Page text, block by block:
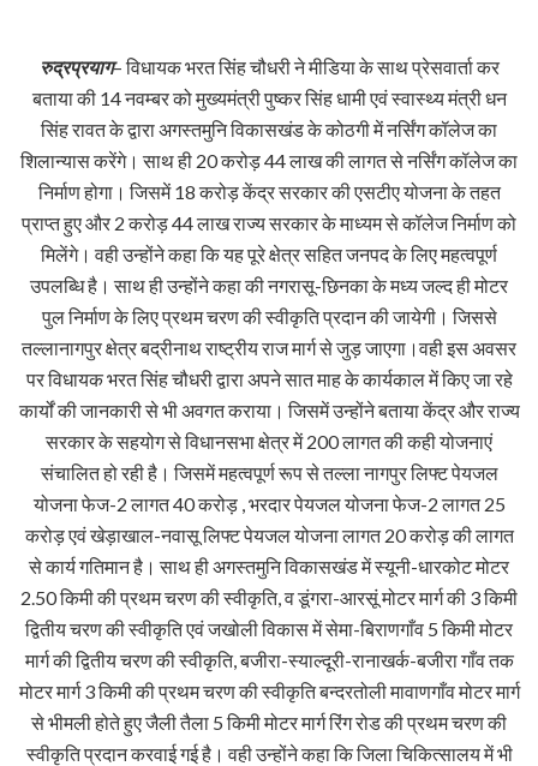
रुद्रप्रयाग– विधायक भरत सिंह चौधरी ने मीडिया के साथ प्रेसवार्ता कर
बताया की 14 नवम्बर को मुख्यमंत्री पुष्कर सिंह धामी एवं स्वास्थ्य मंत्री धन
सिंह रावत के द्वारा अगस्तमुनि विकासखंड के कोठगी में नर्सिंग कॉलेज का
शिलान्यास करेंगे। साथ ही 20 करोड़ 44 लाख की लागत से नर्सिंग कॉलेज का
निर्माण होगा। जिसमें 18 करोड़ केंद्र सरकार की एसटीए योजना के तहत
प्राप्त हुए और 2 करोड़ 44 लाख राज्य सरकार के माध्यम से कॉलेज निर्माण को
मिलेंगे। वही उन्होंने कहा कि यह पूरे क्षेत्र सहित जनपद के लिए महत्वपूर्ण
उपलब्धि है। साथ ही उन्होंने कहा की नगरासू-छिनका के मध्य जल्द ही मोटर
पुल निर्माण के लिए प्रथम चरण की स्वीकृति प्रदान की जायेगी। जिससे
तल्लानागपुर क्षेत्र बद्रीनाथ राष्ट्रीय राज मार्ग से जुड़ जाएगा।वही इस अवसर
पर विधायक भरत सिंह चौधरी द्वारा अपने सात माह के कार्यकाल में किए जा रहे
कार्यों की जानकारी से भी अवगत कराया। जिसमें उन्होंने बताया केंद्र और राज्य
सरकार के सहयोग से विधानसभा क्षेत्र में 200 लागत की कही योजनाएं
संचालित हो रही है। जिसमें महत्वपूर्ण रूप से तल्ला नागपुर लिफ्ट पेयजल
योजना फेज-2 लागत 40 करोड़ , भरदार पेयजल योजना फेज-2 लागत 25
करोड़ एवं खेड़ाखाल-नवासू लिफ्ट पेयजल योजना लागत 20 करोड़ की लागत
से कार्य गतिमान है। साथ ही अगस्तमुनि विकासखंड में स्यूनी-धारकोट मोटर
2.50 किमी की प्रथम चरण की स्वीकृति, व डूंगरा-आरसूं मोटर मार्ग की 3 किमी
द्वितीय चरण की स्वीकृति एवं जखोली विकास में सेमा-बिराणगाँव 5 किमी मोटर
मार्ग की द्वितीय चरण की स्वीकृति, बजीरा-स्याल्दूरी-रानाखर्क-बजीरा गाँव तक
मोटर मार्ग 3 किमी की प्रथम चरण की स्वीकृति बन्दरतोली मावाणगाँव मोटर मार्ग
से भीमली होते हुए जैली तैला 5 किमी मोटर मार्ग रिंग रोड की प्रथम चरण की
स्वीकृति प्रदान करवाई गई है। वही उन्होंने कहा कि जिला चिकित्सालय में भी